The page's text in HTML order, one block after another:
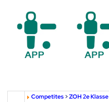
Competites>ZOH 2e Klasse